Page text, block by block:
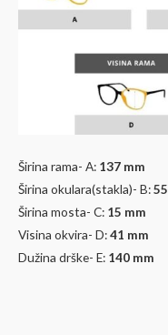
Širina rama- A: 137 mm
Širina okulara(stakla)- B:55
Širina mosta- C: 15 mm
Visina okvira- D:41 mm
Dužina drške- E: 140 mm